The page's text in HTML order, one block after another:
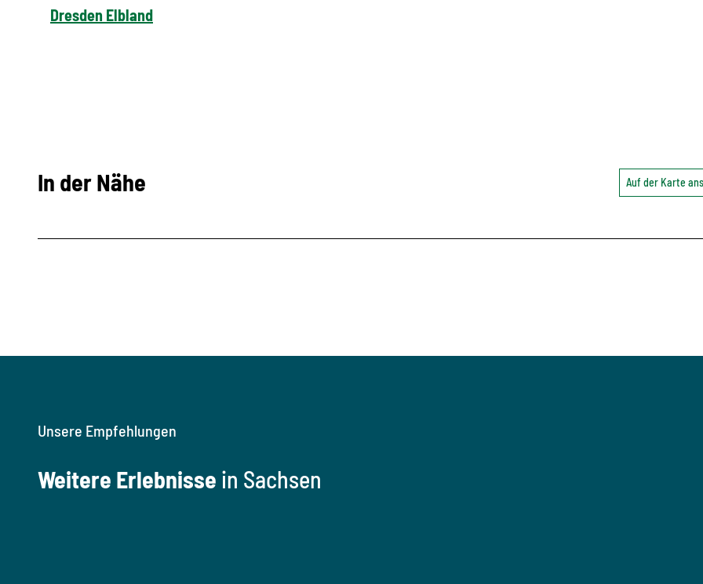
Dresden Elbland
In der Nähe Auf der Karte
Unsere Empfehlungen
Weitere Erlebnisse in Sachsen